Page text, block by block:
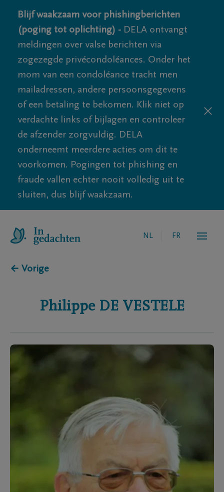
Blijf waakzaam voor phishingberichten
(poging tot oplichting) - DELA ontvangt
meldingen over valse berichten via
zogezegde privécondoléances. Onder het
mom van een condoléance tracht men
mailadressen, andere persoonsgegevens
of een betaling te bekomen. Klik niet op
verdachte links of bijlagen en controleer
de afzender zorgvuldig. DELA
onderneemt meerdere acties om dit te
voorkomen. Pogingen tot phishing en
fraude vallen echter nooit volledig uit te
sluiten, dus blijf waakzaam.
NL FR
← Vorige
Philippe DE VESTELE